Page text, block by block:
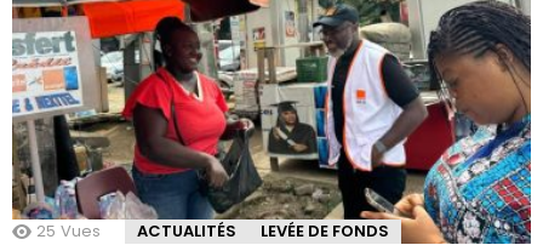
25 Vues ACTUALITÉS LEVÉE DE FONDS